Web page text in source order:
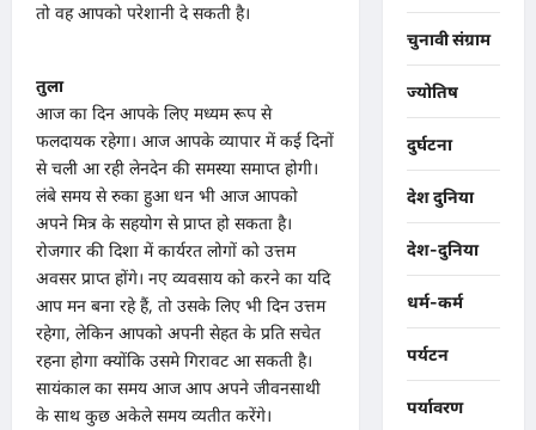
तो वह आपको परेशानी दे सकती है।
तुला
आज का दिन आपके लिए मध्यम रूप से
फलदायक रहेगा। आज आपके व्यापार में कई दिनों
से चली आ रही लेनदेन की समस्या समाप्त होगी।
लंबे समय से रुका हुआ धन भी आज आपको
अपने मित्र के सहयोग से प्राप्त हो सकता है।
रोजगार की दिशा में कार्यरत लोगों को उत्तम
अवसर प्राप्त होंगे। नए व्यवसाय को करने का यदि
आप मन बना रहे हैं, तो उसके लिए भी दिन उत्तम
रहेगा, लेकिन आपको अपनी सेहत के प्रति सचेत
रहना होगा क्योंकि उसमे गिरावट आ सकती है।
सायंकाल का समय आज आप अपने जीवनसाथी
के साथ कुछ अकेले समय व्यतीत करेंगे।
चुनावी संग्राम
ज्योतिष
दुर्घटना
देश दुनिया
देश-दुनिया
धर्म-कर्म
पर्यटन
पर्यावरण